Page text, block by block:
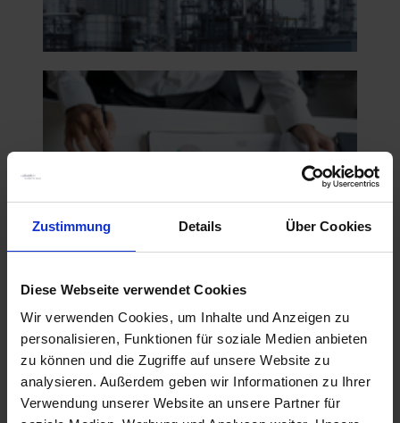
Zustimmung Details Über Cookies
Diese Webseite verwendet Cookies
Wir verwenden Cookies, um Inhalte und Anzeigen zu
personalisieren, Funktionen für soziale Medien anbieten
zu können und die Zugriffe auf unsere Website zu
analysieren. Außerdem geben wir Informationen zu Ihrer
Verwendung unserer Website an unsere Partner für